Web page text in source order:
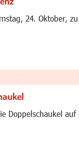
24. Oktober,
Doppelschaukel